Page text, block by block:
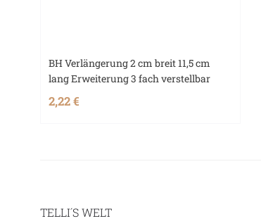
BH Verlängerung 2 cm breit 11,5 cm
lang Erweiterung 3 fach verstellbar
2,22 €
TELLI´S WELT